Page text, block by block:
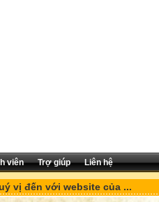
viên Trợ giúp Liên hệ
vị đến với website của ...